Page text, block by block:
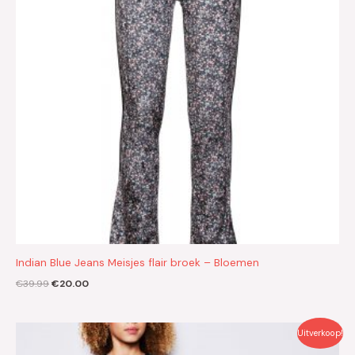
Indian Blue Jeans Meisjes flair broek – Bloemen
€39.99€20.00
Uitverkoop!
Oorspronkelijke
Huidige
prijs